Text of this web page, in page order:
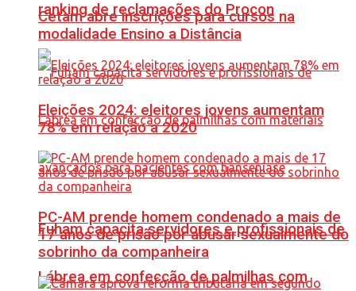
ranking de reclamações do Procon
Fuham capacita servidores e profissionais de
Lábrea em confecção de palmilhas com
Cetam abre inscrições para cursos na
modalidade Ensino a Distância
Eleições 2024: eleitores jovens aumentam
78% em relação a 2020
PC-AM prende homem condenado a mais de
17 anos de prisão por abusar sexualmente do
sobrinho da companheira